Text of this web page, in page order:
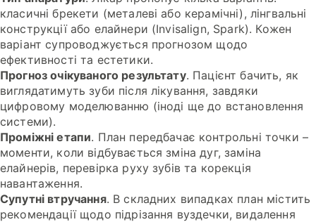
класичні брекети (металеві або керамічні), лінгвальні
конструкції або елайнери (Invisalign, Spark). Кожен
варіант супроводжується прогнозом щодо
ефективності та естетики.
Прогноз очікуваного результату. Пацієнт бачить, як
виглядатимуть зуби після лікування, завдяки
цифровому моделюванню (іноді ще до встановлення
системи).
Проміжні етапи. План передбачає контрольні точки –
моменти, коли відбувається зміна дуг, заміна
елайнерів, перевірка руху зубів та корекція
навантаження.
Супутні втручання. В складних випадках план містить
рекомендації щодо підрізання вуздечки, видалення